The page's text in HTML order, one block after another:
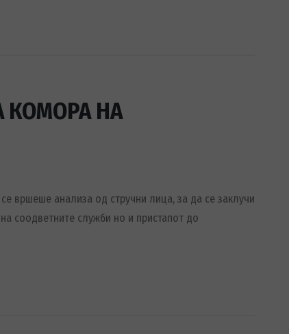
КОМОРА НА
вршеше анализа од стручни лица, за да се заклучи
соодветните служби но и пристапот до